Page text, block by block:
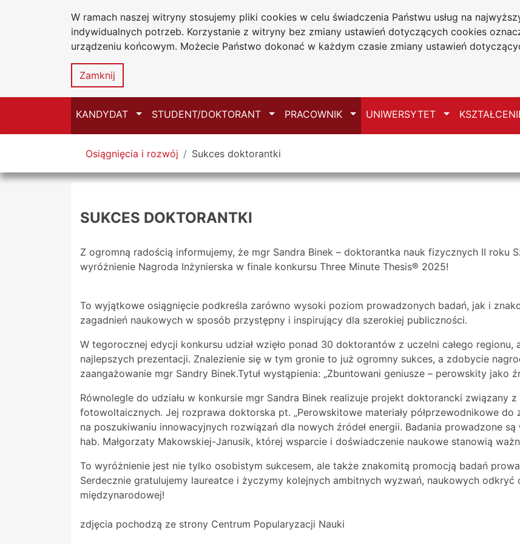
W ramach naszej witryny stosujemy pliki cookies w celu świadczenia Państwu usług na
indywidualnych potrzeb. Korzystanie z witryny bez zmiany ustawień dotyczących cookies
urządzeniu końcowym. Możecie Państwo dokonać w każdym czasie zmiany ustawień
Zamknij
Przejdź do głównego menu
Przejdź do treści
Przejdź do wyszukiwarki
Przejdź do mapy serwisuUniwersytet
Jana Długosza w Częstochowie
KANDYDAT Przełącz
STUDENT/DOKTORANT Przełącz
PRACOWNIK Przełącz
UNIWERSYTET Przełącz
Tutaj jesteś
Osiągnięcia i rozwój Sukces doktorantki
SUKCES DOKTORANTKI
Z ogromną radością informujemy, że mgr Sandra Binek – doktorantka nauk fizycznych II roku
wyróżnienie Nagroda Inżynierska w finale konkursu Three Minute Thesis® 2025!
To wyjątkowe osiągnięcie podkreśla zarówno wysoki poziom prowadzonych badań, jak i
zagadnień naukowych w sposób przystępny i inspirujący dla szerokiej publiczności.
W tegorocznej edycji konkursu udział wzięło ponad 30 doktorantów z uczelni całego regionu,
najlepszych prezentacji. Znalezienie się w tym gronie to już ogromny sukces, a zdobycie
zaangażowanie mgr Sandry Binek.Tytuł wystąpienia: „Zbuntowani geniusze – perowskity jako
Równolegle do udziału w konkursie mgr Sandra Binek realizuje projekt doktorancki związany
fotowoltaicznych. Jej rozprawa doktorska pt. „Perowskitowe materiały półprzewodnikowe
na poszukiwaniu innowacyjnych rozwiązań dla nowych źródeł energii. Badania prowadzone
hab. Małgorzaty Makowskiej-Janusik, której wsparcie i doświadczenie naukowe stanowią
To wyróżnienie jest nie tylko osobistym sukcesem, ale także znakomitą promocją badań
Serdecznie gratulujemy laureatce i życzymy kolejnych ambitnych wyzwań, naukowych
międzynarodowej!
zdjęcia pochodzą ze strony Centrum Popularyzacji Nauki